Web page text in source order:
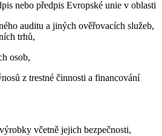
nebo předpis Evropské unie v oblasti
auditu a jiných ověřovacích služeb,
trhů,
osob,
z trestné činnosti a financování
včetně jejich bezpečnosti,